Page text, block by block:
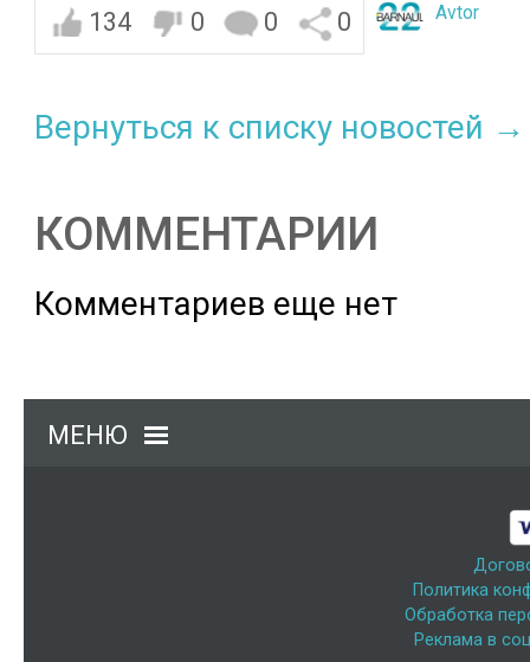
134 0 0 0 Avtor
Вернуться к списку новостей →
КОММЕНТАРИИ
Комментариев еще нет
МЕНЮ
Политика
Обработка
Реклама в